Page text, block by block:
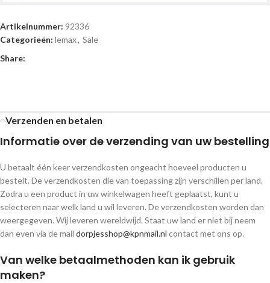
Artikelnummer: 92336
Categorieën: lemax, Sale
Share:
Verzenden en betalen
Informatie over de verzending van uw bestelling
U betaalt één keer verzendkosten ongeacht hoeveel producten u
bestelt. De verzendkosten die van toepassing zijn verschillen per land.
Zodra u een product in uw winkelwagen heeft geplaatst, kunt u
selecteren naar welk land u wil leveren. De verzendkosten worden dan
weergegeven. Wij leveren wereldwijd. Staat uw land er niet bij neem
dan even via de mail dorpjesshop@kpnmail.nl contact met ons op.
Van welke betaalmethoden kan ik gebruik
maken?